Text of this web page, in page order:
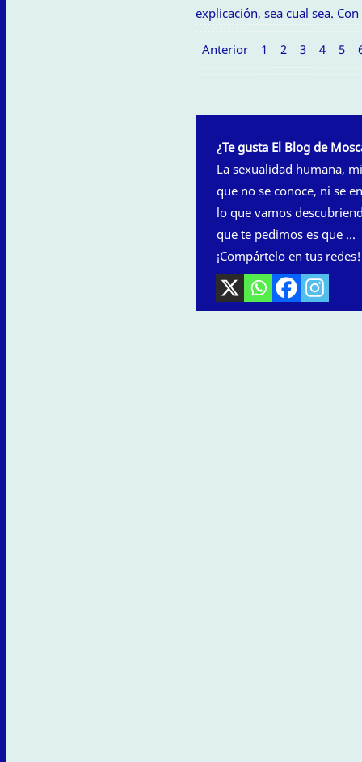
explicación, sea cual sea.
Anterior 1 2 3 4 5
¿Te gusta El Blog de
La sexualidad humana,
que no se conoce, ni se
lo que vamos
que te pedimos es que ...
¡Compártelo en tus redes!